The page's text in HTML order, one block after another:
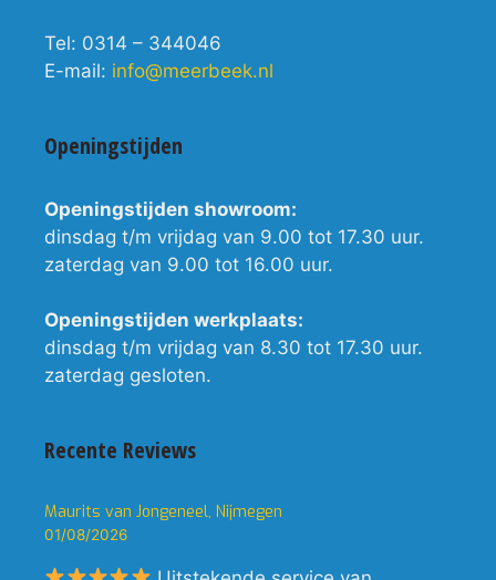
Tel: 0314 – 344046
E-mail: info@meerbeek.nl
Openingstijden
Openingstijden showroom:
dinsdag t/m vrijdag van 9.00 tot 17.30 uur.
zaterdag van 9.00 tot 16.00 uur.
Openingstijden werkplaats:
dinsdag t/m vrijdag van 8.30 tot 17.30 uur.
zaterdag gesloten.
Recente Reviews
Maurits van Jongeneel, Nijmegen
01/08/2026